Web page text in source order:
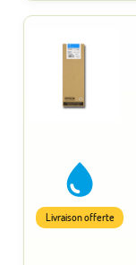
Livraison offerte